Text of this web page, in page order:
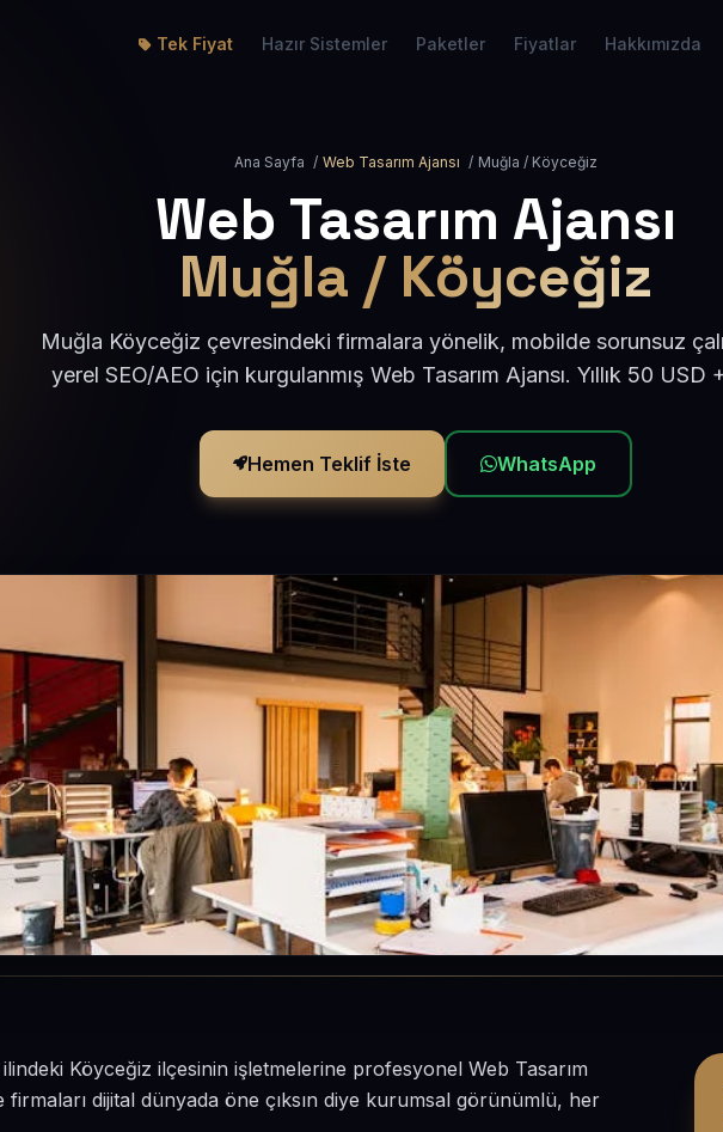
Tek Fiyat Hazır Sistemler Paketler Fiyatlar Hakkımızda
Ana Sayfa / Web Tasarım Ajansı / Muğla / Köyceğiz
Web Tasarım Ajansı
Muğla / Köyceğiz
Muğla Köyceğiz çevresindeki firmalara yönelik, mobilde sorunsuz
yerel SEO/AEO için kurgulanmış Web Tasarım Ajansı. Yıllık 50 USD
Hemen Teklif İste WhatsApp
Köyceğiz ilçesinin işletmelerine profesyonel Web Tasarım
firmaları dijital dünyada öne çıksın diye kurumsal görünümlü, her